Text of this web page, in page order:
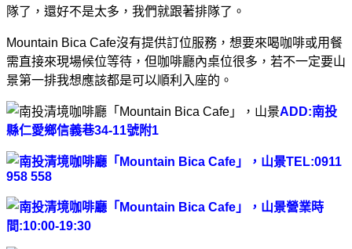
隊了，還好不是太多，我們就跟著排隊了。
Mountain Bica Cafe沒有提供訂位服務，想要來喝咖啡或用餐
需直接來現場候位等待，但咖啡廳內桌位很多，若不一定要山
景第一排我想應該都是可以順利入座的。
ADD:南投
縣仁愛鄉信義巷34-11號附1
TEL:0911
958 558
營業時
間:10:00-19:30